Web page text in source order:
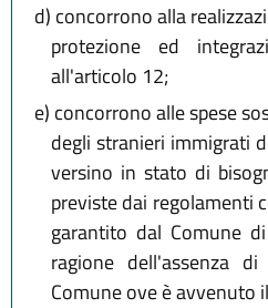
d) concorrono alla
protezione ed
all'articolo 12;
e) concorrono alle spese
degli stranieri immigrati
versino in stato di
previste dai regolamenti
garantito dal Comune
ragione dell'assenza
Comune ove è avvenuto